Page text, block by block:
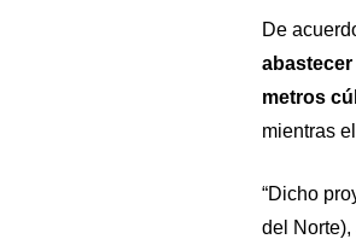
De
metros
mientras
“Dicho
del Norte),